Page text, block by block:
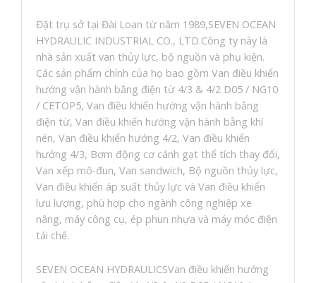
Đặt trụ sở tại Đài Loan từ năm 1989,SEVEN OCEAN
HYDRAULIC INDUSTRIAL CO., LTD.Công ty này là
nhà sản xuất van thủy lực, bộ nguồn và phụ kiện.
Các sản phẩm chính của họ bao gồm Van điều khiển
hướng vận hành bằng điện từ 4/3 & 4/2 D05 / NG10
/ CETOP5, Van điều khiển hướng vận hành bằng
điện từ, Van điều khiển hướng vận hành bằng khí
nén, Van điều khiển hướng 4/2, Van điều khiển
hướng 4/3, Bơm động cơ cánh gạt thể tích thay đổi,
Van xếp mô-đun, Van sandwich, Bộ nguồn thủy lực,
Van điều khiển áp suất thủy lực và Van điều khiển
lưu lượng, phù hợp cho ngành công nghiệp xe
nâng, máy công cụ, ép phun nhựa và máy móc điện
tái chế.
SEVEN OCEAN HYDRAULICSVan điều khiển hướng